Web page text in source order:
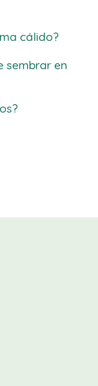
cálido?
sembrar en